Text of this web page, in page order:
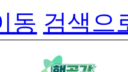
동 검색으